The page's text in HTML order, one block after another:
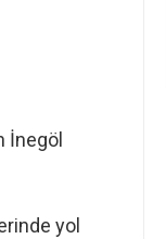
İnegöl
yol